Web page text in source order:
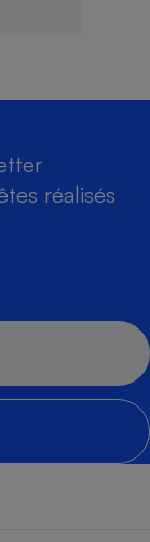
réalisés